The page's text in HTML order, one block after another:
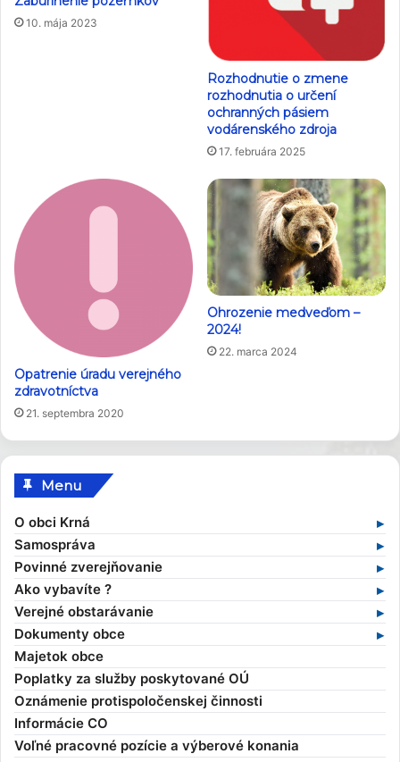
10. mája 2023
Rozhodnutie o zmene
rozhodnutia o určení
ochranných pásiem
vodárenského zdroja
17. februára 2025
Opatrenie úradu verejného
zdravotníctva
21. septembra 2020
Ohrozenie medveďom –
2024!
22. marca 2024
Menu
O obci Krná
Základné informácie
Profil obce
História obce
Obecné symboly
Kultúra
Zaujímavosti
Samospráva
Samospráva v súčasnosti
Obecný úrad
Starosta obce
Zamestnanci obce
Hlavný kontrolór
Obecní poslanci a komisie
Zasadnutia OcZ
Povinné zverejňovanie
Zmluvy
Faktúry
Objednávky
Ako vybavíte ?
Stavebný poriadok
Výruby drevín
Dane a poplatky
Evidencia obyvateľov
Overovanie dokumentov
Sťažnosti a žiadosti
Sociálna pomoc
Elektronické služby
Verejné obstarávanie
Verejné obstarávania
Profil verejného obstarávateľa
Dokumenty obce
Kompetencie obce
Všeobecné záväzné nariadenia
Ekonomické dokumenty
Rozpočet obce
Rozvojové dokumenty
Smernice
Majetok obce
Poplatky za služby poskytované OÚ
Oznámenie protispoločenskej činnosti
Informácie CO
Voľné pracovné pozície a výberové konania